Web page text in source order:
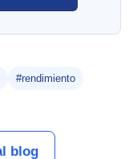
#rendimiento
blog